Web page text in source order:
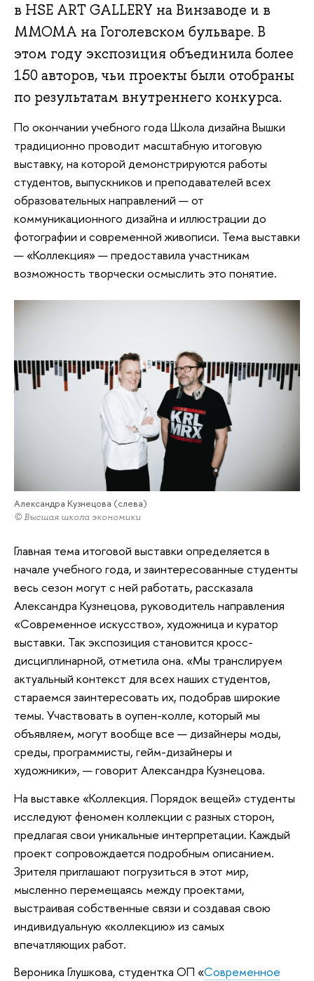
в HSE ART GALLERY на Винзаводе и в
MMOMA на Гоголевском бульваре. В
этом году экспозиция объединила более
150 авторов, чьи проекты были отобраны
по результатам внутреннего конкурса.
По окончании учебного года Школа дизайна Вышки
традиционно проводит масштабную итоговую
выставку, на которой демонстрируются работы
студентов, выпускников и преподавателей всех
образовательных направлений — от
коммуникационного дизайна и иллюстрации до
фотографии и современной живописи. Тема выставки
— «Коллекция» — предоставила участникам
возможность творчески осмыслить это понятие.
Александра Кузнецова (слева)
© Высшая школа экономики
Главная тема итоговой выставки определяется в
начале учебного года, и заинтересованные студенты
весь сезон могут с ней работать, рассказала
Александра Кузнецова, руководитель направления
«Современное искусство», художница и куратор
выставки. Так экспозиция становится кросс-
дисциплинарной, отметила она. «Мы транслируем
актуальный контекст для всех наших студентов,
стараемся заинтересовать их, подобрав широкие
темы. Участвовать в оупен-колле, который мы
объявляем, могут вообще все — дизайнеры моды,
среды, программисты, гейм-дизайнеры и
художники», — говорит Александра Кузнецова.
На выставке «Коллекция. Порядок вещей» студенты
исследуют феномен коллекции с разных сторон,
предлагая свои уникальные интерпретации. Каждый
проект сопровождается подробным описанием.
Зрителя приглашают погрузиться в этот мир,
мысленно перемещаясь между проектами,
выстраивая собственные связи и создавая свою
индивидуальную «коллекцию» из самых
впечатляющих работ.
Вероника Глушкова, студентка ОП «Современное